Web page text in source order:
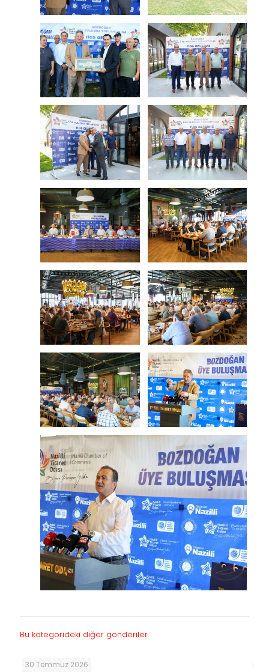
Bu kategorideki diğer gönderiler
30 Temmuz 2026